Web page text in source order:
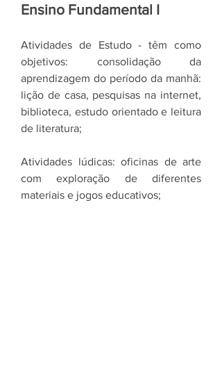
Ensino Fundamental I
Atividades de Estudo - têm como
objetivos: consolidação da
aprendizagem do período da manhã:
lição de casa, pesquisas na internet,
biblioteca, estudo orientado e leitura
de literatura;
Atividades lúdicas: oficinas de arte
com exploração de diferentes
materiais e jogos educativos;